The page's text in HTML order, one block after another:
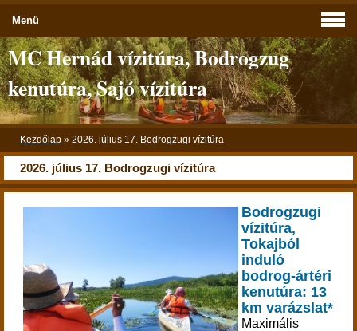
MC Hernád vízitúra, Bodrogzug
kenutúra, Sajó vízitúra
Kezdőlap » 2026. július 17. Bodrogzugi vízitúra
2026. július 17. Bodrogzugi vízitúra
Bodrogzugi
vízitúra,
Tokajból
induló
bodrog-ártéri
kenutúra: 13
km varázslat*
Maximális
Menü